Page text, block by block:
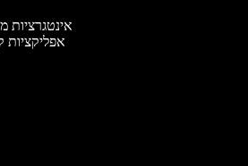
אינטגרציות
אפליקציות